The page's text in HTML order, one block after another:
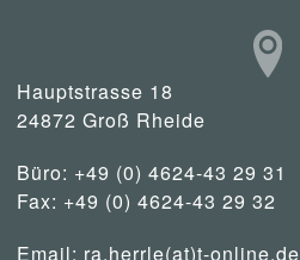
Hauptstrasse 18
24872 Groß Rheide
Büro: +49 (0) 4624-43 29 31
Fax: +49 (0) 4624-43 29 32
Email: ra.herrle(at)t-online.de